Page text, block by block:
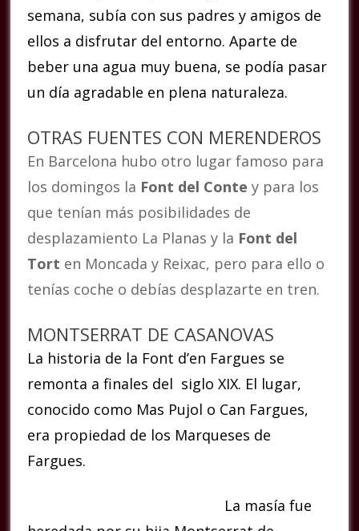
semana, subía con sus padres y amigos de
ellos a disfrutar del entorno. Aparte de
beber una agua muy buena, se podía pasar
un día agradable en plena naturaleza.
OTRAS FUENTES CON MERENDEROS
En Barcelona hubo otro lugar famoso para
los domingos la Font del Conte y para los
que tenían más posibilidades de
desplazamiento La Planas y la Font del
Tort en Moncada y Reixac, pero para ello o
tenías coche o debías desplazarte en tren.
MONTSERRAT DE CASANOVAS
La historia de la Font d’en Fargues se
remonta a finales del siglo XIX. El lugar,
conocido como Mas Pujol o Can Fargues,
era propiedad de los Marqueses de
Fargues.
La masía fue